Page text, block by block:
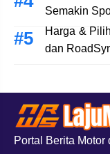
Semakin
Harga &
dan
Portal Berita